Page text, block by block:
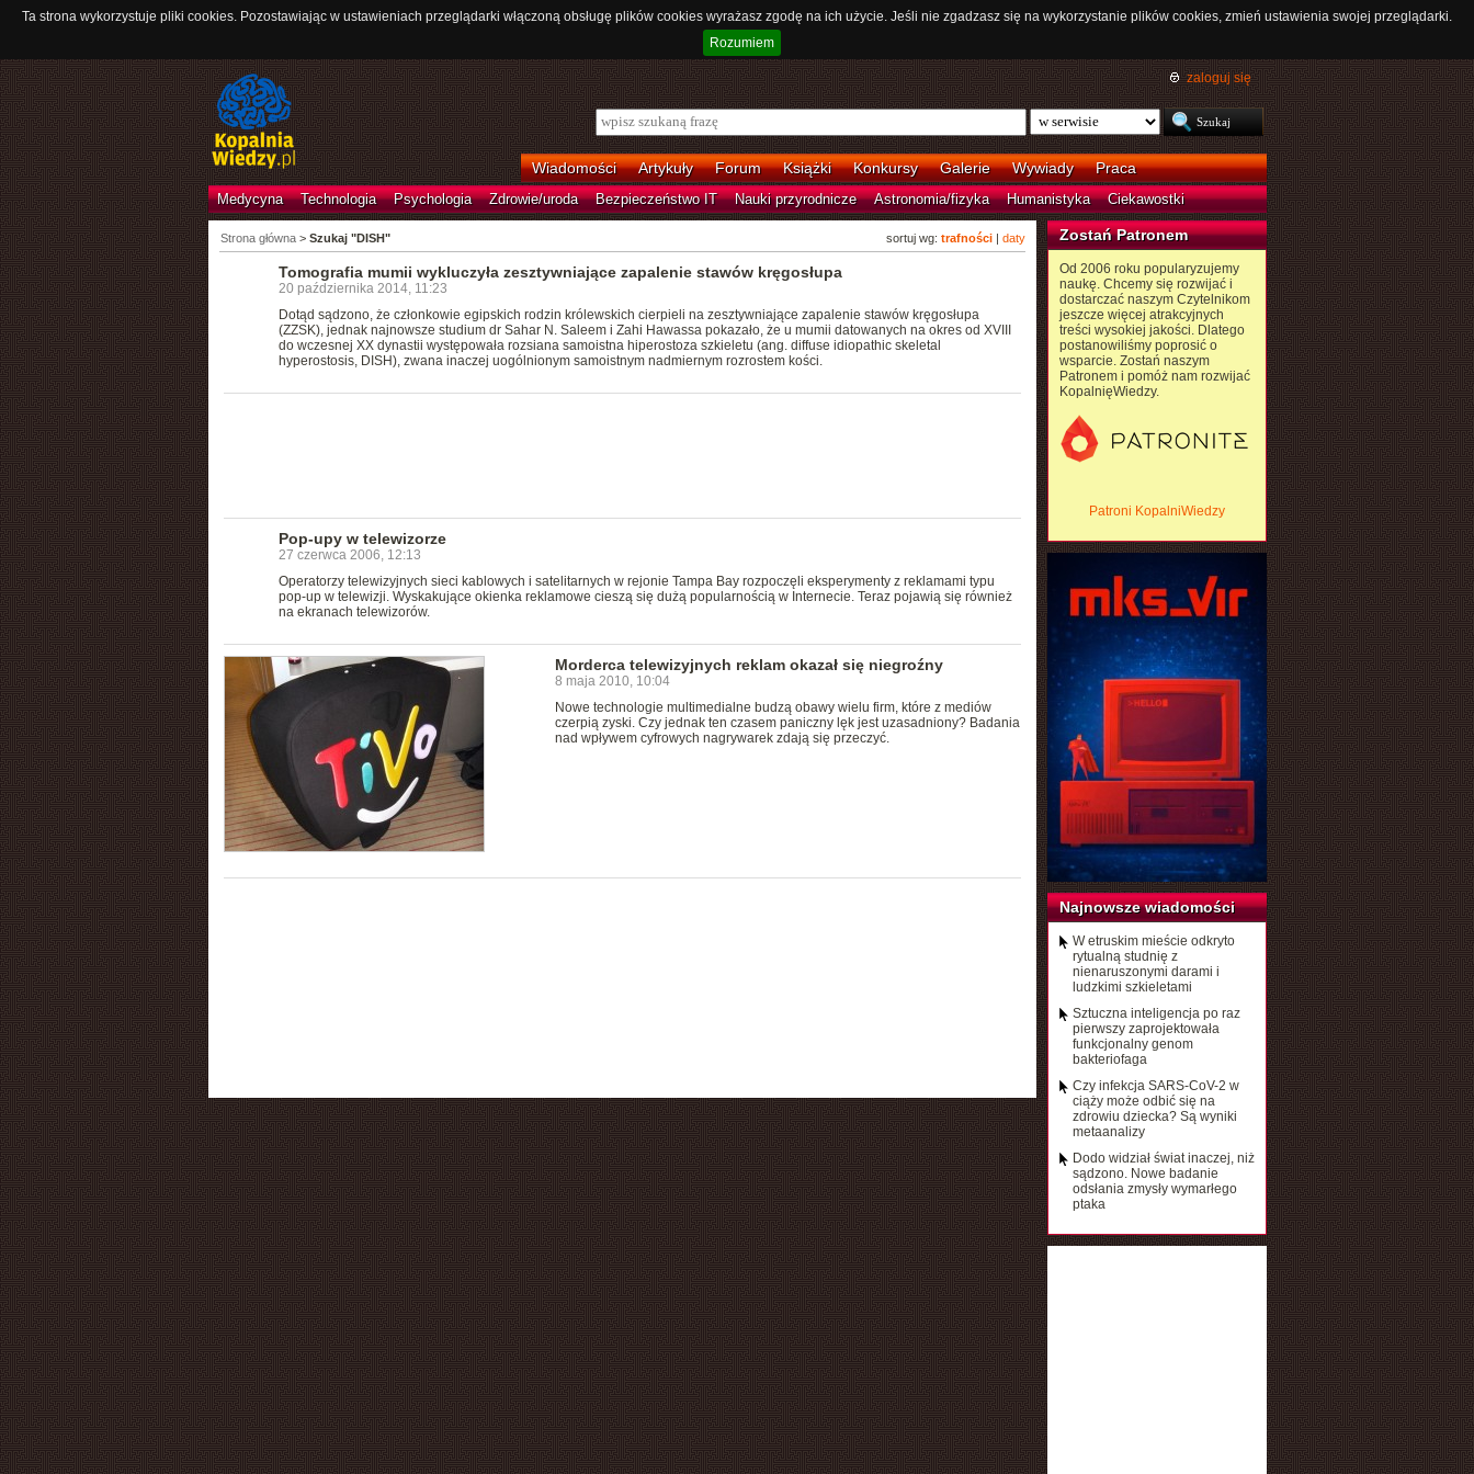
Ta strona wykorzystuje pliki cookies. Pozostawiając w ustawieniach przeglądarki włączoną obsługę plików cookies wyrażasz zgodę na ich użycie. Jeśli nie zgadzasz się na wykorzystanie plików cookies, zmień ustawienia swojej przeglądarki.
Rozumiem
zaloguj się
Wiadomości Artykuły Forum Książki Konkursy Galerie Wywiady Praca
Medycyna Technologia Psychologia Zdrowie/uroda Bezpieczeństwo IT Nauki przyrodnicze Astronomia/fizyka Humanistyka Ciekawostki
sortuj wg: trafności| daty
Strona główna> Szukaj "DISH"
Tomografia mumii wykluczyła zesztywniające zapalenie stawów kręgosłupa
20 października 2014, 11:23
Dotąd sądzono, że członkowie egipskich rodzin królewskich cierpieli na zesztywniające zapalenie stawów kręgosłupa
(ZZSK), jednak najnowsze studium dr Sahar N. Saleem i Zahi Hawassa pokazało, że u mumii datowanych na okres od XVIII
do wczesnej XX dynastii występowała rozsiana samoistna hiperostoza szkieletu (ang. diffuse idiopathic skeletal
hyperostosis, DISH), zwana inaczej uogólnionym samoistnym nadmiernym rozrostem kości.
Pop-upy w telewizorze
27 czerwca 2006, 12:13
Operatorzy telewizyjnych sieci kablowych i satelitarnych w rejonie Tampa Bay rozpoczęli eksperymenty z reklamami typu
pop-up w telewizji. Wyskakujące okienka reklamowe cieszą się dużą popularnością w Internecie. Teraz pojawią się również
na ekranach telewizorów.
Morderca telewizyjnych reklam okazał się niegroźny
8 maja 2010, 10:04
Nowe technologie multimedialne budzą obawy wielu firm, które z mediów
czerpią zyski. Czy jednak ten czasem paniczny lęk jest uzasadniony? Badania
nad wpływem cyfrowych nagrywarek zdają się przeczyć.
Zostań Patronem
Od 2006 roku popularyzujemy
naukę. Chcemy się rozwijać i
dostarczać naszym Czytelnikom
jeszcze więcej atrakcyjnych
treści wysokiej jakości. Dlatego
postanowiliśmy poprosić o
wsparcie. Zostań naszym
Patronem i pomóż nam rozwijać
KopalnięWiedzy.
Patroni KopalniWiedzy
Najnowsze wiadomości
W etruskim mieście odkryto
rytualną studnię z
nienaruszonymi darami i
ludzkimi szkieletami
Sztuczna inteligencja po raz
pierwszy zaprojektowała
funkcjonalny genom
bakteriofaga
Czy infekcja SARS-CoV-2 w
ciąży może odbić się na
zdrowiu dziecka? Są wyniki
metaanalizy
Dodo widział świat inaczej, niż
sądzono. Nowe badanie
odsłania zmysły wymarłego
ptaka